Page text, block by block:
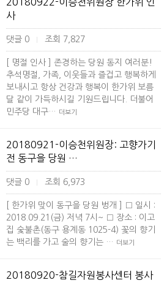
사
댓글 0 조회 7,827
[ 명절 인사 ] 존경하는 당원 동지 여러분!
추석명절, 가족, 이웃들과 즐겁고 행복하게
보내시고 항상 건강과 행복이 한가위 보름
달 같이 가득하시길 기원드립니다. 더불어
민주당 대구…
더보기
20180921-이승천위원장: 고향가기
전 동구을 당원 …
댓글 0 조회 6,973
[ 한가위 맞이 동구을 당원 벙개 ] □ 일시 :
2018.09.21(금) 저녁 7시~ □ 장소 : 이고
집 숯불촌(동구 용계동 1025-4) 꽃의 향기
는 백리를 가고 술의 향기는 …
더보기
20180920-참길자원봉사센터 봉사